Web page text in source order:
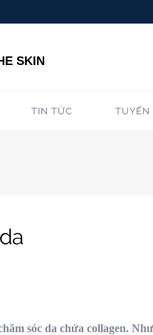
SKIN
TIN TỨC TUYỂN
sóc da chứa collagen.